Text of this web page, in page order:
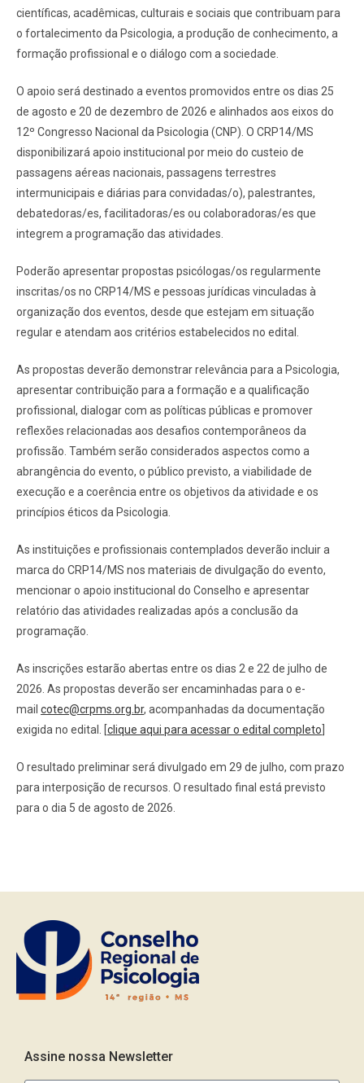
científicas, acadêmicas, culturais e sociais que contribuam para
o fortalecimento da Psicologia, a produção de conhecimento, a
formação profissional e o diálogo com a sociedade.
O apoio será destinado a eventos promovidos entre os dias 25
de agosto e 20 de dezembro de 2026 e alinhados aos eixos do
12º Congresso Nacional da Psicologia (CNP). O CRP14/MS
disponibilizará apoio institucional por meio do custeio de
passagens aéreas nacionais, passagens terrestres
intermunicipais e diárias para convidadas/o), palestrantes,
debatedoras/es, facilitadoras/es ou colaboradoras/es que
integrem a programação das atividades.
Poderão apresentar propostas psicólogas/os regularmente
inscritas/os no CRP14/MS e pessoas jurídicas vinculadas à
organização dos eventos, desde que estejam em situação
regular e atendam aos critérios estabelecidos no edital.
As propostas deverão demonstrar relevância para a Psicologia,
apresentar contribuição para a formação e a qualificação
profissional, dialogar com as políticas públicas e promover
reflexões relacionadas aos desafios contemporâneos da
profissão. Também serão considerados aspectos como a
abrangência do evento, o público previsto, a viabilidade de
execução e a coerência entre os objetivos da atividade e os
princípios éticos da Psicologia.
As instituições e profissionais contemplados deverão incluir a
marca do CRP14/MS nos materiais de divulgação do evento,
mencionar o apoio institucional do Conselho e apresentar
relatório das atividades realizadas após a conclusão da
programação.
As inscrições estarão abertas entre os dias 2 e 22 de julho de
2026. As propostas deverão ser encaminhadas para o e-
mail cotec@crpms.org.br, acompanhadas da documentação
exigida no edital. [clique aqui para acessar o edital completo
O resultado preliminar será divulgado em 29 de julho, com prazo
para interposição de recursos. O resultado final está previsto
para o dia 5 de agosto de 2026.
Assine nossa Newsletter